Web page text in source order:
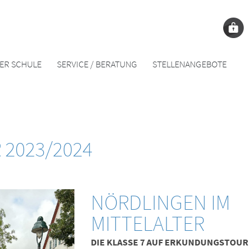
SCHULE SERVICE / BERATUNG STELLENANGEBOTE
2023/2024
NÖRDLINGEN IM
MITTELALTER
DIE KLASSE 7 AUF ERKUNDUNGSTOUR